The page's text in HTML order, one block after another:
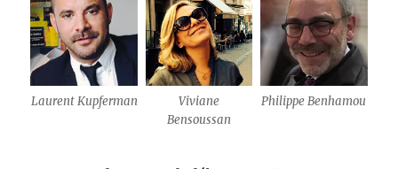
Laurent Kupferman
Viviane
Bensoussan
Philippe Benhamou